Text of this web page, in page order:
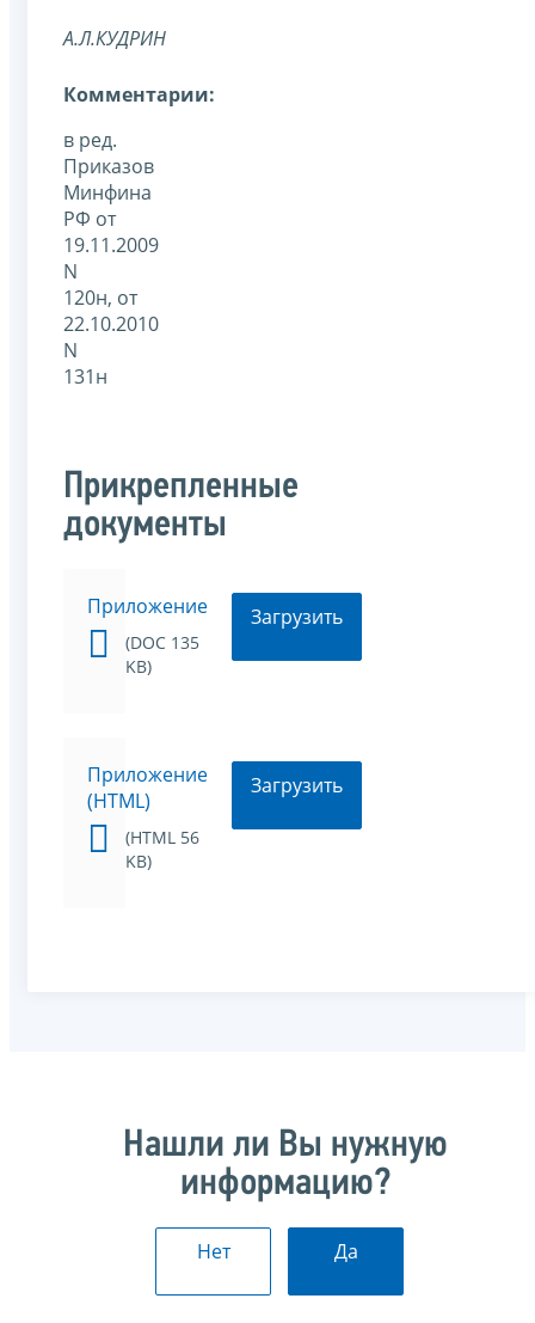
А.Л.КУДРИН
Комментарии:
в ред.
Приказов
Минфина
РФ от
19.11.2009
N
120н, от
22.10.2010
N
131н
Прикрепленные
документы
Приложение
(DOC 135
KB)
Загрузить
Приложение
(HTML)
(HTML 56
KB)
Загрузить
Нашли ли Вы нужную
информацию?
Нет Да